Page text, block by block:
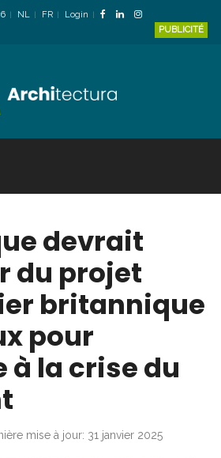
NL FR
Login
PUBLICITÉ
devrait
du projet
britannique
pour
à la crise du
mise à jour: 31 janvier 2025